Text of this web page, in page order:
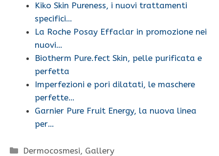
Kiko Skin Pureness, i nuovi trattamenti
specifici…
La Roche Posay Effaclar in promozione nei
nuovi…
Biotherm Pure.fect Skin, pelle purificata e
perfetta
Imperfezioni e pori dilatati, le maschere
perfette…
Garnier Pure Fruit Energy, la nuova linea
per…
Categorie
Dermocosmesi, Gallery